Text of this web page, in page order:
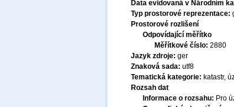
Data evidovaná v Národním
Typ prostorové reprezentace:
Prostorové rozlišení
Odpovídající měřítko
Měřítkové číslo: 2880
Jazyk zdroje: ger
Znaková sada: utf8
Tematická kategorie: katastr,
Rozsah dat
Informace o rozsahu: Pro